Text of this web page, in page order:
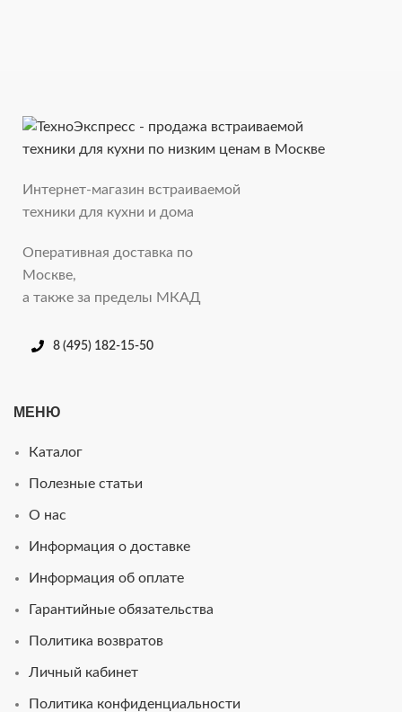
Интернет-магазин встраиваемой
техники для кухни и дома
Оперативная доставка по
Москве,
а также за пределы МКАД
8 (495) 182-15-50
МЕНЮ
Каталог
Полезные статьи
О нас
Информация о доставке
Информация об оплате
Гарантийные обязательства
Политика возвратов
Личный кабинет
Политика конфиденциальности